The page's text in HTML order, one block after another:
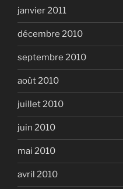
janvier 2011
décembre 2010
septembre 2010
août 2010
juillet 2010
juin 2010
mai 2010
avril 2010